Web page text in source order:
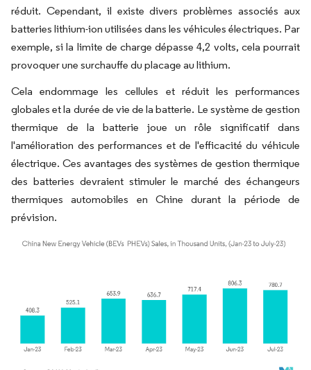
réduit. Cependant, il existe divers problèmes associés aux
batteries lithium-ion utilisées dans les véhicules électriques. Par
exemple, si la limite de charge dépasse 4,2 volts, cela pourrait
provoquer une surchauffe du placage au lithium.
Cela endommage les cellules et réduit les performances
globales et la durée de vie de la batterie. Le système de gestion
thermique de la batterie joue un rôle significatif dans
l'amélioration des performances et de l'efficacité du véhicule
électrique. Ces avantages des systèmes de gestion thermique
des batteries devraient stimuler le marché des échangeurs
thermiques automobiles en Chine durant la période de
prévision.